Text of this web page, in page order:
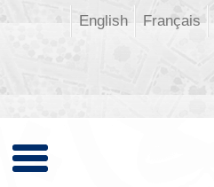
Français
English